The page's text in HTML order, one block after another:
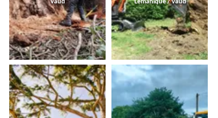
vaud
Lemanique / vaud